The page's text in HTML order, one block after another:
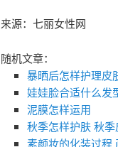
来源：七丽女性网
随机文章：
暴晒后怎样护理皮
娃娃脸合适什么发
泥膜怎样运用
秋季怎样护肤 秋
素颜妆的化装过程